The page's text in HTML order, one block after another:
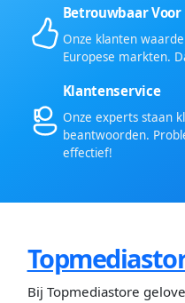
Betrouwbaar Voor
Onze klanten
Europese markten.
Klantenservice
Onze experts staan
beantwoorden.
effectief!
Bij Topmediastore